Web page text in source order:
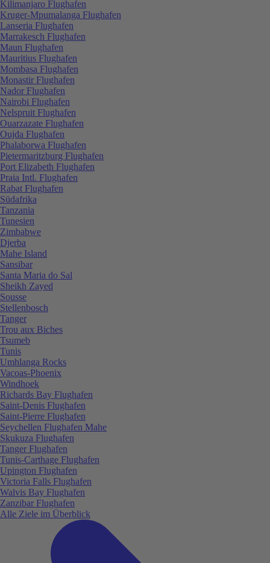
Kilimanjaro Flughafen
Kruger-Mpumalanga Flughafen
Lanseria Flughafen
Marrakesch Flughafen
Maun Flughafen
Mauritius Flughafen
Mombasa Flughafen
Monastir Flughafen
Nador Flughafen
Nairobi Flughafen
Nelspruit Flughafen
Ouarzazate Flughafen
Oujda Flughafen
Phalaborwa Flughafen
Pietermaritzburg Flughafen
Port Elizabeth Flughafen
Praia Intl. Flughafen
Rabat Flughafen
Südafrika
Tanzania
Tunesien
Zimbabwe
Djerba
Mahe Island
Sansibar
Santa Maria do Sal
Sheikh Zayed
Sousse
Stellenbosch
Tanger
Trou aux Biches
Tsumeb
Tunis
Umhlanga Rocks
Vacoas-Phoenix
Windhoek
Richards Bay Flughafen
Saint-Denis Flughafen
Saint-Pierre Flughafen
Seychellen Flughafen Mahe
Skukuza Flughafen
Tanger Flughafen
Tunis-Carthage Flughafen
Upington Flughafen
Victoria Falls Flughafen
Walvis Bay Flughafen
Zanzibar Flughafen
Alle Ziele im Überblick